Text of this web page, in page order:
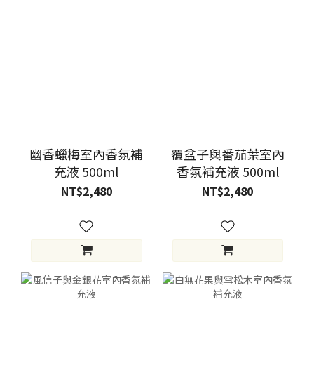
幽香蠟梅室內香氛補
充液 500ml
NT$2,480
覆盆子與番茄葉室內
香氛補充液 500ml
NT$2,480